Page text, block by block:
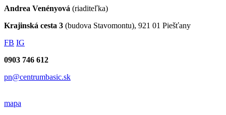
Andrea Venényová (riaditeľka)
Krajinská cesta 3 (budova Stavomontu), 921 01 Piešťany
FB IG
0903 746 612
pn@centrumbasic.sk
mapa